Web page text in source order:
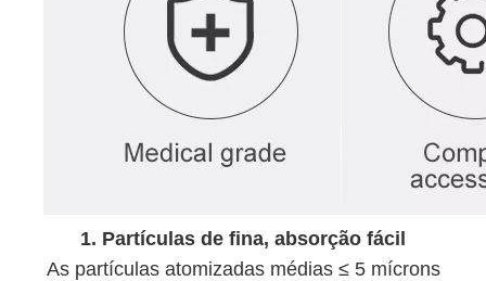
1. Partículas de fina, absorção fácil
As partículas atomizadas médias ≤ 5 mícrons